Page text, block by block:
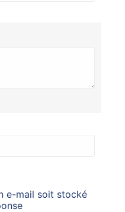
e-mail soit stocké